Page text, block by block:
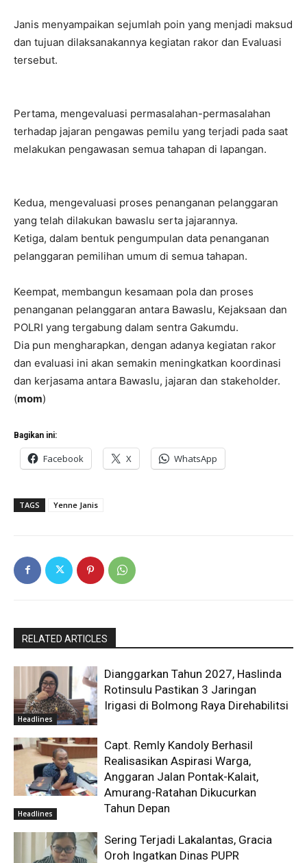
Janis menyampaikan sejumlah poin yang menjadi maksud
dan tujuan dilaksanakannya kegiatan rakor dan Evaluasi
tersebut.
Pertama, mengevaluasi permasalahan-permasalahan
terhadap jajaran pengawas pemilu yang terjadi pada saat
melakukan pengawasan semua tahapan di lapangan.
Kedua, mengevaluasi proses penanganan pelanggaran
yang telah dilakukan bawaslu serta jajarannya.
Ketiga, dalam bentuk pengumpulan data penanganan
pelanggaran pemilihan umum di semua tahapan.
Keempat, membangun kesamaan pola dan proses
penanganan pelanggaran antara Bawaslu, Kejaksaan dan
POLRI yang tergabung dalam sentra Gakumdu.
Dia pun mengharapkan, dengan adanya kegiatan rakor
dan evaluasi ini akan semakin meningkatkan koordinasi
dan kerjasama antara Bawaslu, jajaran dan stakeholder.
(mom)
Bagikan ini:
Facebook X WhatsApp
TAGS Yenne Janis
RELATED ARTICLES
Headlines
Dianggarkan Tahun 2027, Haslinda
Rotinsulu Pastikan 3 Jaringan
Irigasi di Bolmong Raya Direhabilitsi
Headlines
Capt. Remly Kandoly Berhasil
Realisasikan Aspirasi Warga,
Anggaran Jalan Pontak-Kalait,
Amurang-Ratahan Dikucurkan
Tahun Depan
Sering Terjadi Lakalantas, Gracia
Oroh Ingatkan Dinas PUPR